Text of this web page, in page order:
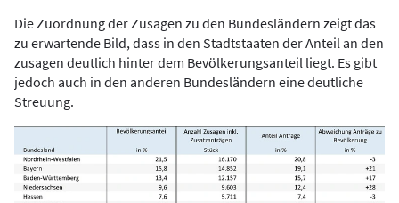
Die Zuordnung der Zusagen zu den Bundesländern zeigt das
zu erwartende Bild, dass in den Stadtstaaten der Anteil an den
zusagen deutlich hinter dem Bevölkerungsanteil liegt. Es gibt
jedoch auch in den anderen Bundesländern eine deutliche
Streuung.